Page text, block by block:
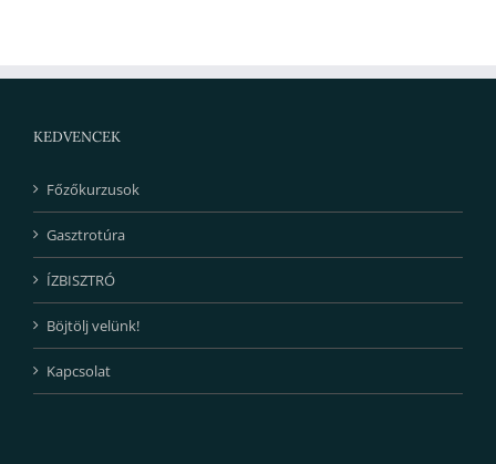
KEDVENCEK
Főzőkurzusok
Gasztrotúra
ÍZBISZTRÓ
Böjtölj velünk!
Kapcsolat